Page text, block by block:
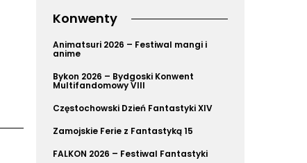
Konwenty
Animatsuri 2026 – Festiwal mangi i
anime
Bykon 2026 – Bydgoski Konwent
Multifandomowy VIII
Częstochowski Dzień Fantastyki XIV
Zamojskie Ferie z Fantastyką 15
FALKON 2026 – Festiwal Fantastyki